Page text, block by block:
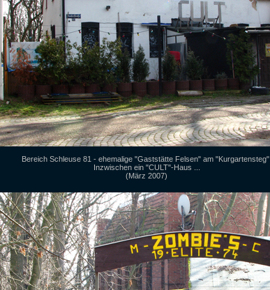
Bereich Schleuse 81 - ehemalige "Gaststätte Felsen" am "Kurgartensteg".
Inzwischen ein "CULT"-Haus ...
(März 2007)